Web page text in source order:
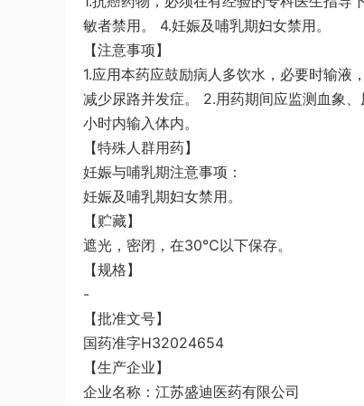
敏者禁用。 4.妊娠及哺乳期妇女禁用。
【注意事项】
1.应用本药应鼓励病人多饮水，必要时输液
减少尿路并发症。 2.用药期间应监测血象
小时内输入体内。
【特殊人群用药】
妊娠与哺乳期注意事项：
妊娠及哺乳期妇女禁用。
【贮藏】
遮光，密闭，在30℃以下保存。
【规格】
-
【批准文号】
国药准字H32024654
【生产企业】
企业名称：江苏盛迪医药有限公司